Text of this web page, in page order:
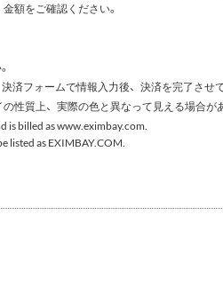
額をご確認ください。
済フォームで情報入力後、決済を完了させて
性質上、実際の色と異なって見える場合が
is billed aswww.eximbay.com.
listed as EXIMBAY.COM.